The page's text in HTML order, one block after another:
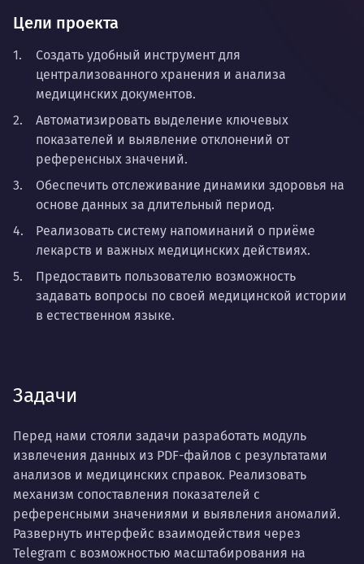
Цели проекта
Создать удобный инструмент для
централизованного хранения и анализа
медицинских документов.
Автоматизировать выделение ключевых
показателей и выявление отклонений от
референсных значений.
Обеспечить отслеживание динамики здоровья на
основе данных за длительный период.
Реализовать систему напоминаний о приёме
лекарств и важных медицинских действиях.
Предоставить пользователю возможность
задавать вопросы по своей медицинской истории
в естественном языке.
Задачи
Перед нами стояли задачи разработать модуль
извлечения данных из PDF-файлов с результатами
анализов и медицинских справок. Реализовать
механизм сопоставления показателей с
референсными значениями и выявления аномалий.
Развернуть интерфейс взаимодействия через
Telegram с возможностью масштабирования на